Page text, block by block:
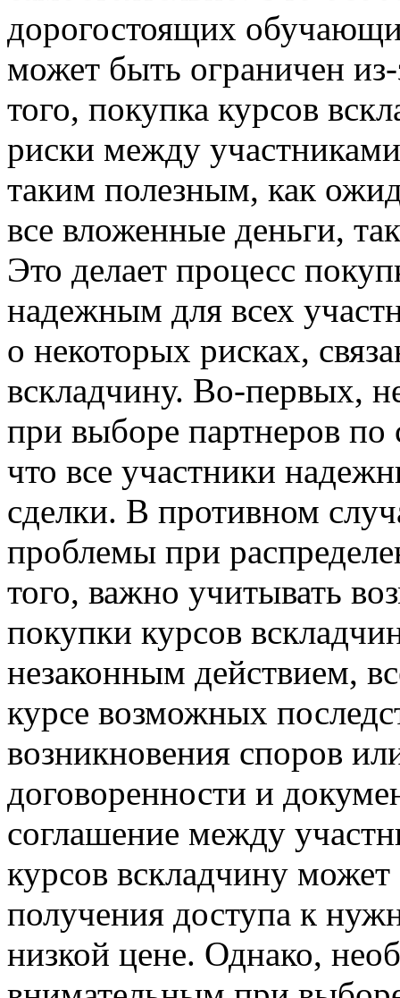
дорогостоящих
может быть ограничен
того, покупка курсов
риски между
таким полезным, как
все вложенные деньги,
Это делает процесс
надежным для всех
о некоторых рисках,
вскладчину. Во-первых,
при выборе партнеров по
что все участники
сделки. В противном
проблемы при
того, важно учитывать
покупки курсов
незаконным действием,
курсе возможных
возникновения споров
договоренности и
соглашение между
курсов вскладчину
получения доступа к
низкой цене. Однако,